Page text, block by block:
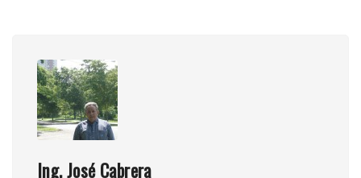
Ing. José Cabrera